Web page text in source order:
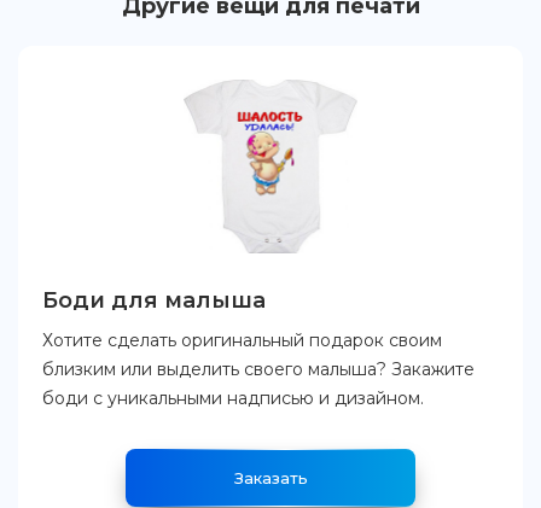
Другие вещи для печати
Боди для малыша
Хотите сделать оригинальный подарок своим
близким или выделить своего малыша? Закажите
боди с уникальными надписью и дизайном.
Заказать